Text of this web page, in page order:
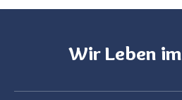
Wir Leben im